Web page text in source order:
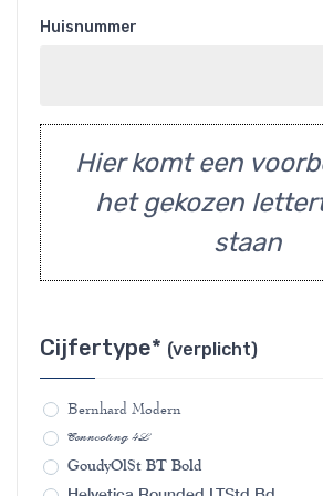
Huisnummer
Hier komt een
het gekozen
staan
Cijfertype* (verplicht)
Bernhard Modern
Connecting 4L
GoudyOlSt BT Bold